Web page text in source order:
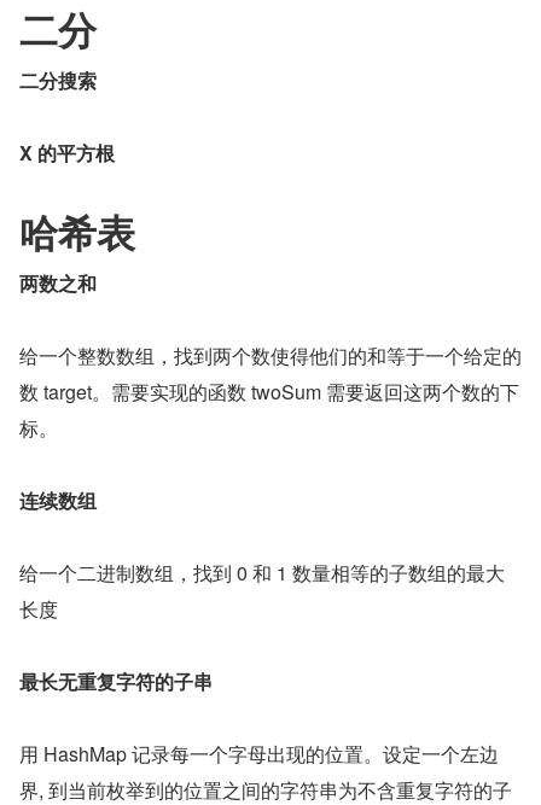
二分
二分搜索
X 的平方根
哈希表
两数之和
给一个整数数组，找到两个数使得他们的和等于一个给定的
数 target。需要实现的函数 twoSum 需要返回这两个数的下
标。
连续数组
给一个二进制数组，找到 0 和 1 数量相等的子数组的最大
长度
最长无重复字符的子串
用 HashMap 记录每一个字母出现的位置。设定一个左边
界, 到当前枚举到的位置之间的字符串为不含重复字符的子